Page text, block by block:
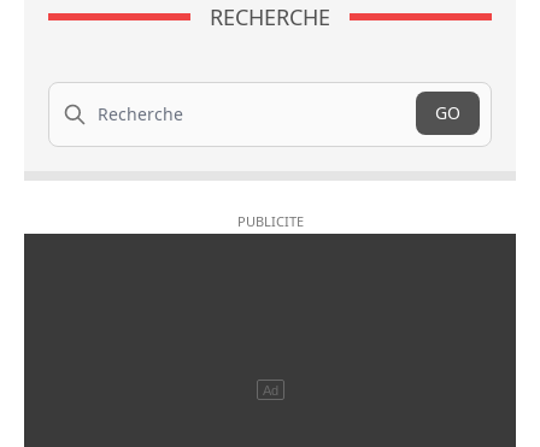
RECHERCHE
Recherche
GO